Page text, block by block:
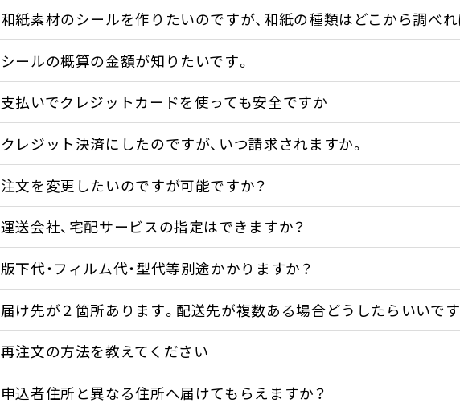
和紙素材のシールを作りたいのですが、和紙の種類はどこから調べ
シールの概算の金額が知りたいです。
支払いでクレジットカードを使っても安全ですか
クレジット決済にしたのですが、いつ請求されますか。
注文を変更したいのですが可能ですか？
運送会社、宅配サービスの指定はできますか？
版下代・フィルム代・型代等別途かかりますか？
届け先が２箇所あります。配送先が複数ある場合どうしたらいいで
再注文の方法を教えてください
申込者住所と異なる住所へ届けてもらえますか？